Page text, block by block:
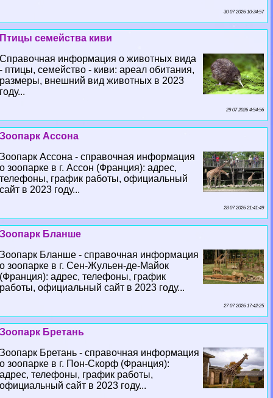
30 07 2026 10:34:57
Птицы семейства киви
Справочная информация о животных вида
- птицы, семейство - киви: ареал обитания,
размеры, внешний вид животных в 2023
году...
29 07 2026 4:54:56
Зоопарк Ассона
Зоопарк Ассона - справочная информация
о зоопарке в г. Ассон (Франция): адрес,
телефоны, график работы, официальный
сайт в 2023 году...
28 07 2026 21:41:49
Зоопарк Бланше
Зоопарк Бланше - справочная информация
о зоопарке в г. Сен-Жульен-де-Майок
(Франция): адрес, телефоны, график
работы, официальный сайт в 2023 году...
27 07 2026 17:42:25
Зоопарк Бретань
Зоопарк Бретань - справочная информация
о зоопарке в г. Пон-Скорф (Франция):
адрес, телефоны, график работы,
официальный сайт в 2023 году...